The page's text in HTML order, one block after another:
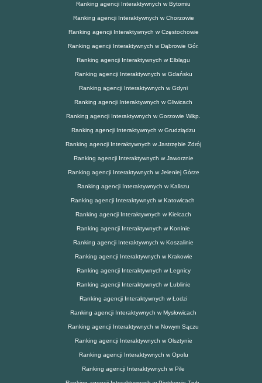
Ranking agencji Interaktywnych w Bytomiu
Ranking agencji Interaktywnych w Chorzowie
Ranking agencji Interaktywnych w Częstochowie
Ranking agencji Interaktywnych w Dąbrowie Gór.
Ranking agencji Interaktywnych w Elblągu
Ranking agencji Interaktywnych w Gdańsku
Ranking agencji Interaktywnych w Gdyni
Ranking agencji Interaktywnych w Gliwicach
Ranking agencji Interaktywnych w Gorzowie Wlkp.
Ranking agencji Interaktywnych w Grudziądzu
Ranking agencji Interaktywnych w Jastrzębie Zdrój
Ranking agencji Interaktywnych w Jaworznie
Ranking agencji Interaktywnych w Jeleniej Górze
Ranking agencji Interaktywnych w Kaliszu
Ranking agencji Interaktywnych w Katowicach
Ranking agencji Interaktywnych w Kielcach
Ranking agencji Interaktywnych w Koninie
Ranking agencji Interaktywnych w Koszalinie
Ranking agencji Interaktywnych w Krakowie
Ranking agencji Interaktywnych w Legnicy
Ranking agencji Interaktywnych w Lublinie
Ranking agencji Interaktywnych w Łodzi
Ranking agencji Interaktywnych w Mysłowicach
Ranking agencji Interaktywnych w Nowym Sączu
Ranking agencji Interaktywnych w Olsztynie
Ranking agencji Interaktywnych w Opolu
Ranking agencji Interaktywnych w Pile